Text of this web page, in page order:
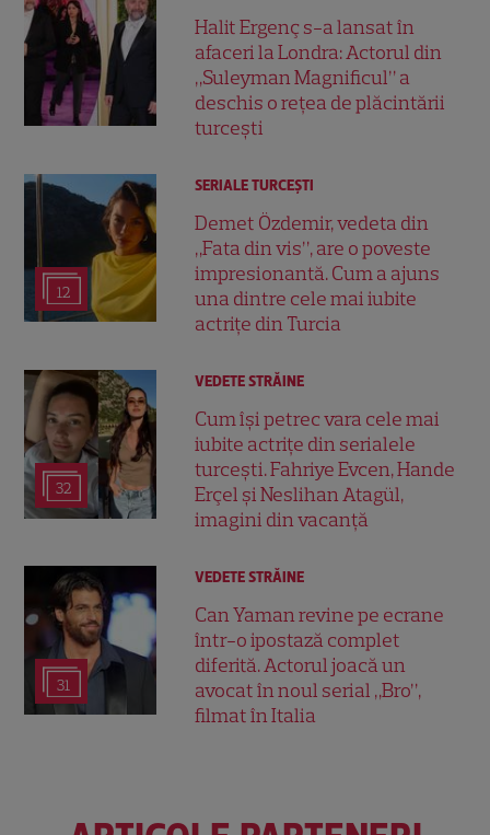
Halit Ergenç s-a lansat în
afaceri la Londra: Actorul din
„Suleyman Magnificul” a
deschis o rețea de plăcintării
turcești
12
SERIALE TURCEŞTI
Demet Özdemir, vedeta din
„Fata din vis”, are o poveste
impresionantă. Cum a ajuns
una dintre cele mai iubite
actrițe din Turcia
32
VEDETE STRĂINE
Cum își petrec vara cele mai
iubite actrițe din serialele
turcești. Fahriye Evcen, Hande
Erçel și Neslihan Atagül,
imagini din vacanță
31
VEDETE STRĂINE
Can Yaman revine pe ecrane
într-o ipostază complet
diferită. Actorul joacă un
avocat în noul serial „Bro”,
filmat în Italia